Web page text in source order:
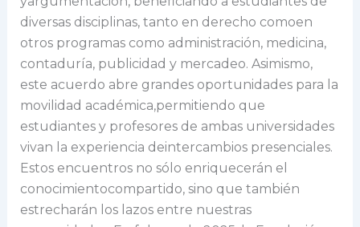
diversas disciplinas, tanto en derecho comoen
otros programas como administración, medicina,
contaduría, publicidad y mercadeo. Asimismo,
este acuerdo abre grandes oportunidades para la
movilidad académica,permitiendo que
estudiantes y profesores de ambas universidades
vivan la experiencia deintercambios presenciales.
Estos encuentros no sólo enriquecerán el
conocimientocompartido, sino que también
estrecharán los lazos entre nuestras